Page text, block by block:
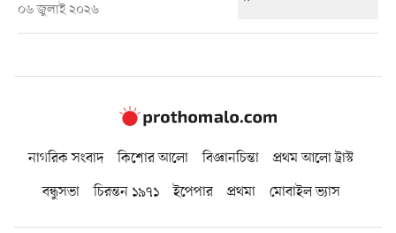
০৬ জুলাই ২০২৬
নাগরিক সংবাদ কিশোর আলো বিজ্ঞানচিন্তা
প্রথম আলো ট্রাস্ট
বন্ধুসভা
চিরন্তন ১৯৭১ ইপেপার প্রথমা মোবাইল ভ্যাস